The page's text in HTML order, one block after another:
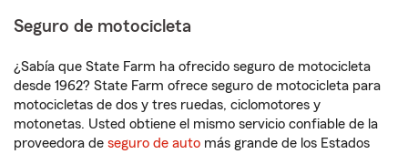
Seguro de motocicleta
¿Sabía que State Farm ha ofrecido seguro de motocicleta
desde 1962? State Farm ofrece seguro de motocicleta para
motocicletas de dos y tres ruedas, ciclomotores y
motonetas. Usted obtiene el mismo servicio confiable de la
proveedora de seguro de auto más grande de los Estados